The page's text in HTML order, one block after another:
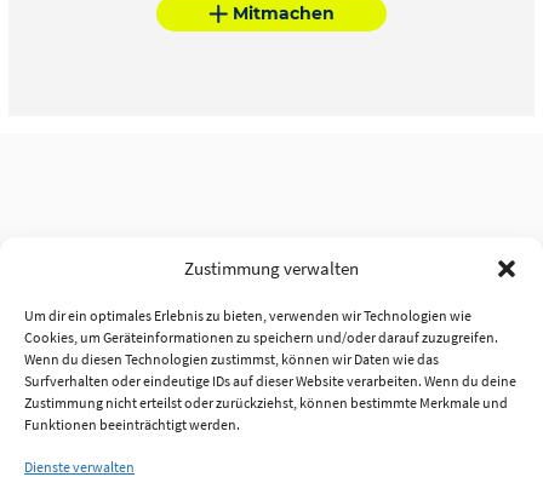
Zustimmung verwalten
Um dir ein optimales Erlebnis zu bieten, verwenden wir Technologien wie
Cookies, um Geräteinformationen zu speichern und/oder darauf zuzugreifen.
Wenn du diesen Technologien zustimmst, können wir Daten wie das
Surfverhalten oder eindeutige IDs auf dieser Website verarbeiten. Wenn du deine
Zustimmung nicht erteilst oder zurückziehst, können bestimmte Merkmale und
Funktionen beeinträchtigt werden.
Dienste verwalten
Mitmachen